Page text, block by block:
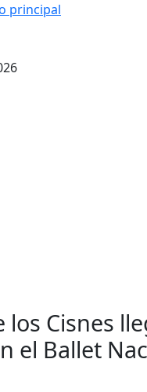
principal
los Cisnes
el Ballet